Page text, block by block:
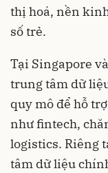
thị hoá, nền
số trẻ.
Tại Singapore
trung tâm dữ
quy mô để hỗ
như fintech,
logistics. Riêng
tâm dữ liệu